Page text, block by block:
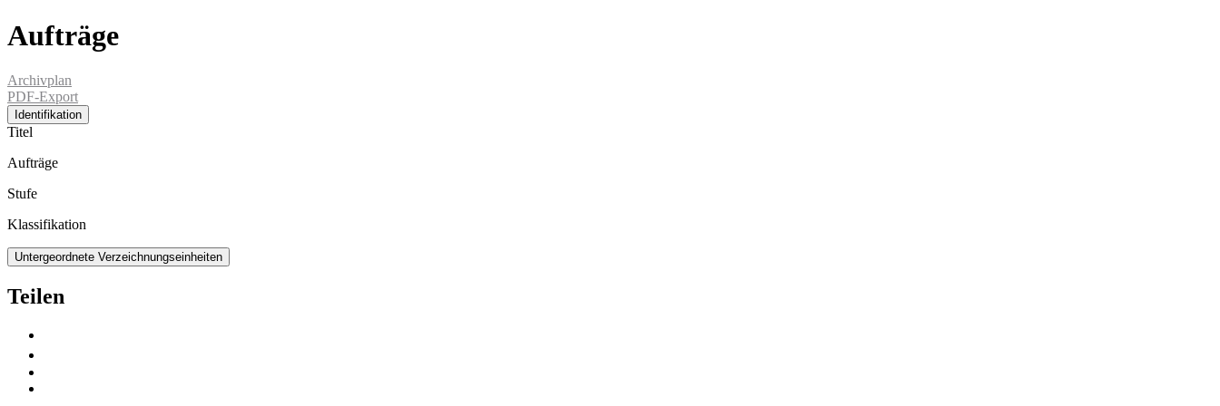
Aufträge
Archivplan
PDF-Export
Identifikation
Titel
Aufträge
Stufe
Klassifikation
Untergeordnete Verzeichnungseinheiten
Teilen